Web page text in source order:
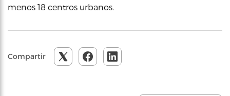
menos 18 centros urbanos.
Compartir